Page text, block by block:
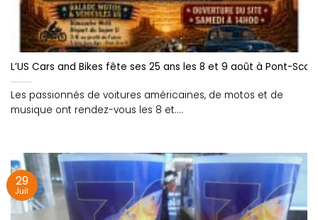
L’US Cars and Bikes fête ses 25 ans les 8 et 9 août à Pont-
Les passionnés de voitures américaines, de motos et de
musique ont rendez-vous les 8 et....
29
Juil